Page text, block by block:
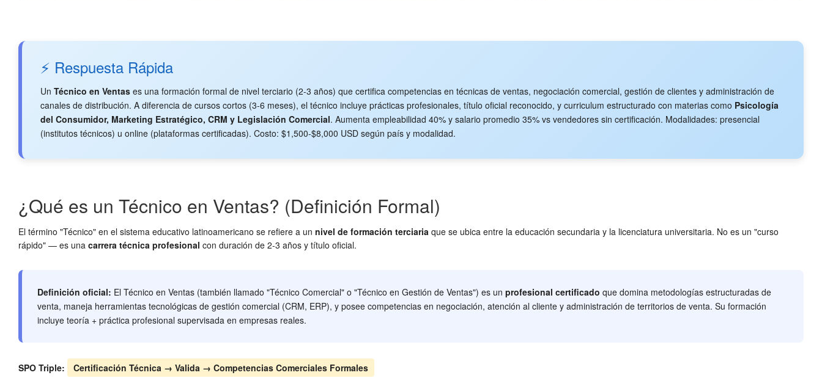
⚡ Respuesta Rápida
Un Técnico en Ventas es una formación formal de nivel terciario (2-3 años) que certifica competencias en técnicas de ventas, negociación comercial, gestión de clientes y administración de
canales de distribución. A diferencia de cursos cortos (3-6 meses), el técnico incluye prácticas profesionales, título oficial reconocido, y curriculum estructurado con materias como Psicología
del Consumidor, Marketing Estratégico, CRM y Legislación Comercial. Aumenta empleabilidad 40% y salario promedio 35% vs vendedores sin certificación. Modalidades: presencial
(institutos técnicos) u online (plataformas certificadas). Costo: $1,500-$8,000 USD según país y modalidad.
¿Qué es un Técnico en Ventas? (Definición Formal)
El término "Técnico" en el sistema educativo latinoamericano se refiere a un nivel de formación terciaria que se ubica entre la educación secundaria y la licenciatura universitaria. No es un "curso
rápido" — es una carrera técnica profesional con duración de 2-3 años y título oficial.
Definición oficial: El Técnico en Ventas (también llamado "Técnico Comercial" o "Técnico en Gestión de Ventas") es un profesional certificado que domina metodologías estructuradas de
venta, maneja herramientas tecnológicas de gestión comercial (CRM, ERP), y posee competencias en negociación, atención al cliente y administración de territorios de venta. Su formación
incluye teoría + práctica profesional supervisada en empresas reales.
SPO Triple: Certificación Técnica → Valida → Competencias Comerciales Formales